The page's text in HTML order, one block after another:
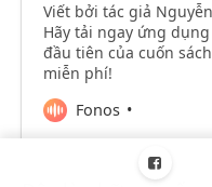
Viết bởi tác giả
Hãy tải ngay ứng
đầu tiên của cuốn
miễn phí!
Fonos